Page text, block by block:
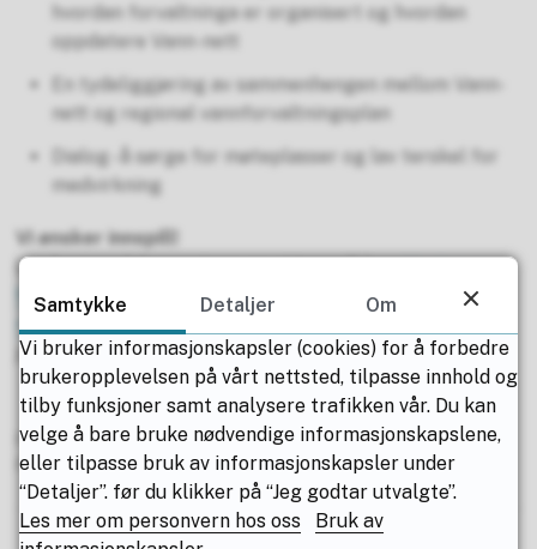
hvordan forvaltninga er organisert og hvordan
oppdatere Vann-nett
En tydeliggjøring av sammenhengen mellom Vann-
nett og regional vannforvaltningsplan
Dialog - å sørge for møteplasser og lav terskel for
medvirkning
Vi ønsker innspill!
Les høringsdokumentene og gi innspill her:
hovedutfordringer og planprogram for oppdatering av
regional vannforvaltningsplan
juni.
Publisert av Vida Maria Daae Steiro
Publisert 03.03.2025 14.55 Sist endret 03.03.2025 15.04
Samtykke Detaljer
Om
Vi bruker informasjonskapsler (cookies) for å forbedre
brukeropplevelsen på vårt nettsted, tilpasse innhold og
tilby funksjoner samt analysere trafikken vår. Du kan
velge å bare bruke nødvendige informasjonskapslene,
eller tilpasse bruk av informasjonskapsler under
“Detaljer”. før du klikker på “Jeg godtar utvalgte”.
Les mer om personvern hos oss
Bruk av